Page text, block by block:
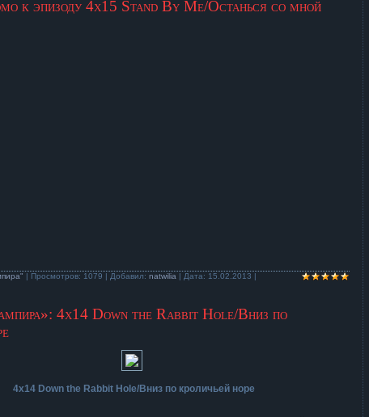
к эпизоду 4х15 Stand By Me/Останься со мной
| Просмотров: 1079 | Добавил: natwilia | Дата: 15.02.2013 |
4х14 Down the Rabbit Hole/Вниз по
4х14 Down the Rabbit Hole/Вниз по кроличьей норе